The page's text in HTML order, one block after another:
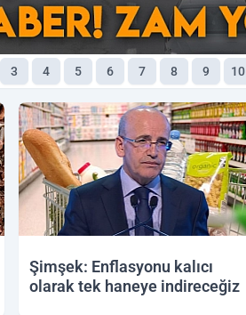
3 4 5 6 7 8 9 10
Şimşek: Enflasyonu kalıcı
olarak tek haneye indireceğiz